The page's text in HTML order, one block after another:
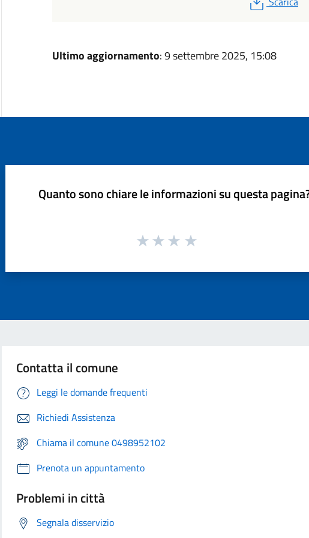
Ultimo aggiornamento: 9 settembre 2025, 15:08
Quanto sono chiare le informazioni su questa
Contatta il comune
Leggi le domande frequenti
Richiedi Assistenza
Chiama il comune 0498952102
Prenota un appuntamento
Problemi in città
Segnala disservizio